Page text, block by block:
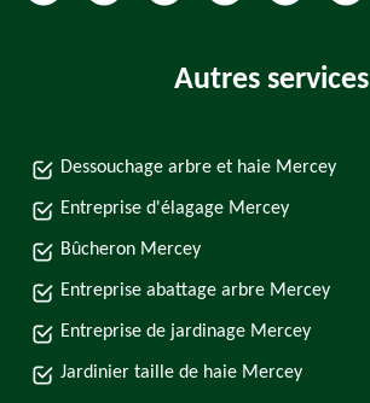
Autres services
Dessouchage arbre et haie Mercey
Entreprise d'élagage Mercey
Bûcheron Mercey
Entreprise abattage arbre Mercey
Entreprise de jardinage Mercey
Jardinier taille de haie Mercey